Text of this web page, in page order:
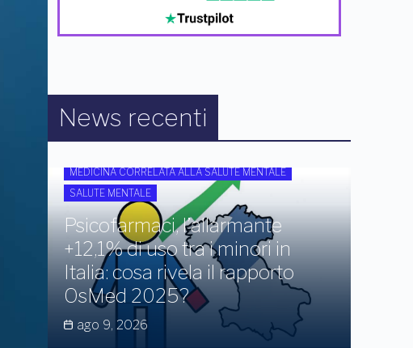
News recenti
MEDICINA CORRELATA ALLA SALUTE MENTALE
SALUTE MENTALE
Psicofarmaci, l’allarmante
+12,1% di uso tra i minori in
Italia: cosa rivela il rapporto
OsMed 2025?
ago 9, 2026